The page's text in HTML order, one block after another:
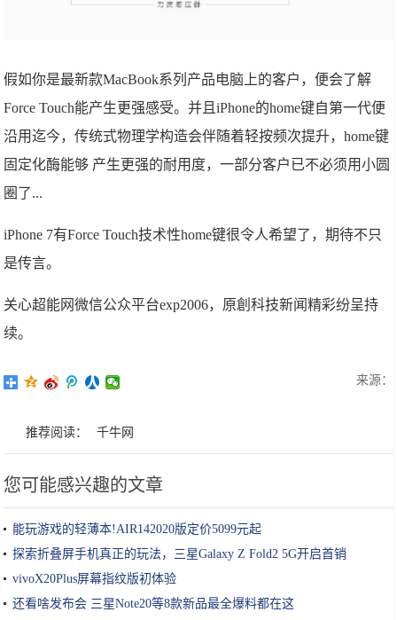
假如你是最新款MacBook系列产品电脑上的客户，便会了解
Force Touch能产生更强感受。并且iPhone的home键自第一代便
沿用迄今，传统式物理学构造会伴随着轻按频次提升，home键
固定化酶能够 产生更强的耐用度，一部分客户已不必须用小圆
圈了...
iPhone 7有Force Touch技术性home键很令人希望了，期待不只
是传言。
关心超能网微信公众平台exp2006，原創科技新闻精彩纷呈持
续。
来源：
推荐阅读： 千牛网
您可能感兴趣的文章
能玩游戏的轻薄本!AIR142020版定价5099元起
探索折叠屏手机真正的玩法，三星Galaxy Z Fold2 5G开启首销
vivoX20Plus屏幕指纹版初体验
还看啥发布会 三星Note20等8款新品最全爆料都在这